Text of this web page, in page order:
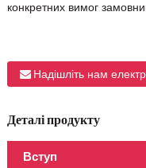
конкретних вимог
Надішліть нам
Деталі продукту
Вступ